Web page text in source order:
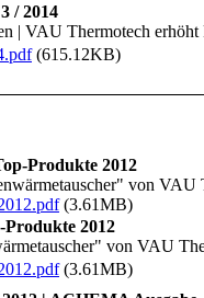
/ 2014
| VAU Thermotech erhöht
(615.12KB)
Produkte 2012
von VAU
(3.61MB)
Produkte 2012
von VAU
(3.61MB)